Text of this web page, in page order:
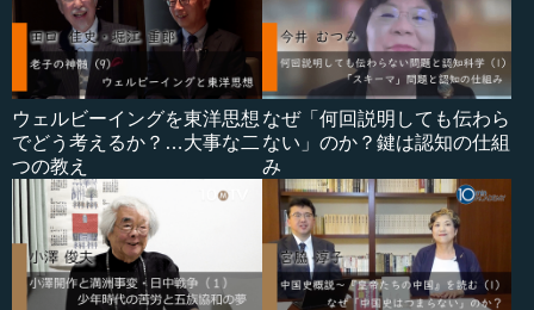
ウェルビーイングを東洋思想
でどう考えるか？…大事な二
つの教え
なぜ「何回説明しても伝わら
ない」のか？鍵は認知の仕組
み